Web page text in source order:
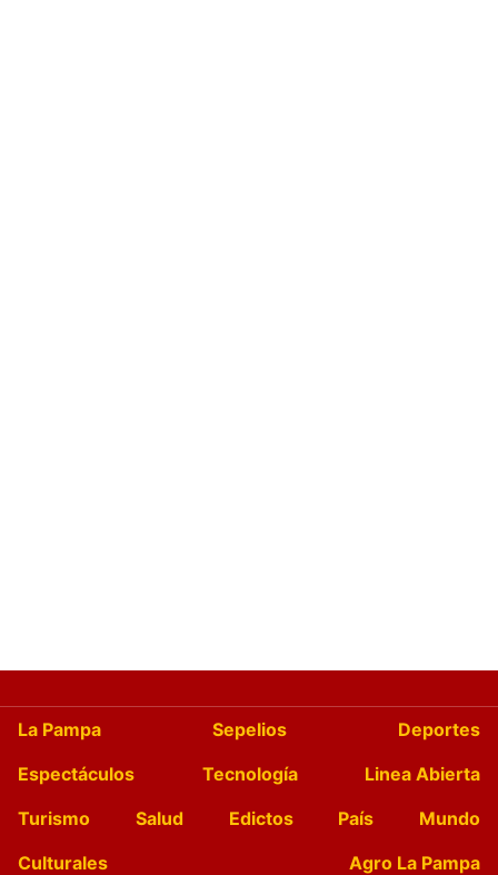
La Pampa Sepelios
Deportes
Espectáculos
Tecnología
Linea Abierta
Turismo
Salud Edictos País
Mundo
Culturales
Agro La Pampa